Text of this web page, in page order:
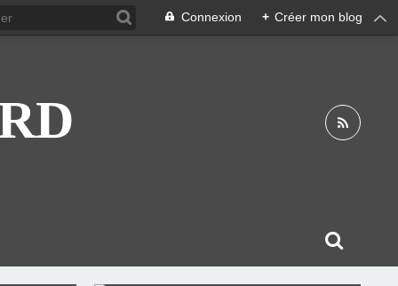
Connexion + Créer mon blog